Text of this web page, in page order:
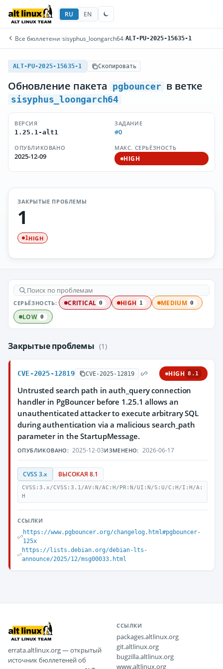
RU EN
Все бюллетени/sisyphus_loongarch64/ALT-PU-2025-15635-1
ALT-PU-2025-15635-1 Скопировать
Обновление пакета pgbouncer в ветке
sisyphus_loongarch64
ВЕРСИЯ
1.25.1-alt1
ЗАДАНИЕ
#0
ОПУБЛИКОВАНО
2025-12-09
МАКС. СЕРЬЁЗНОСТЬ
HIGH
ЗАКРЫТЫЕ ПРОБЛЕМЫ
1
1HIGH
СЕРЬЁЗНОСТЬ: CRITICAL 0 HIGH 1 MEDIUM 0
LOW 0
Закрытые проблемы (1)
CVE-2025-12819 CVE-2025-12819 HIGH 8.1
Untrusted search path in auth_query connection
handler in PgBouncer before 1.25.1 allows an
unauthenticated attacker to execute arbitrary SQL
during authentication via a malicious search_path
parameter in the StartupMessage.
ОПУБЛИКОВАНО: 2025-12-03ИЗМЕНЕНО: 2026-06-17
CVSS 3.x ВЫСОКАЯ 8.1
CVSS:3.x/CVSS:3.1/AV:N/AC:H/PR:N/UI:N/S:U/C:H/I:H/A:
H
ССЫЛКИ
https://www.pgbouncer.org/changelog.html#pgbouncer-
125x
https://lists.debian.org/debian-lts-
announce/2025/12/msg00033.html
errata.altlinux.org — открытый
источник бюллетеней об
ССЫЛКИ
packages.altlinux.org
git.altlinux.org
bugzilla.altlinux.org
www.altlinux.org